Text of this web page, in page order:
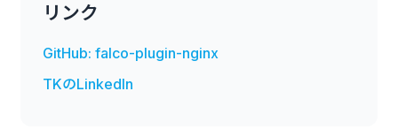
リンク
GitHub: falco-plugin-nginx
TKのLinkedIn